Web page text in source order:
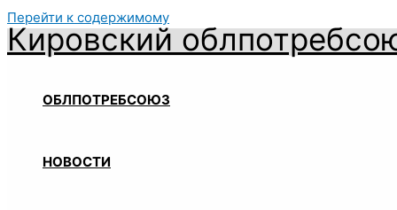
Перейти к содержимому
Кировский
ОБЛПОТРЕБСОЮЗ
НОВОСТИ